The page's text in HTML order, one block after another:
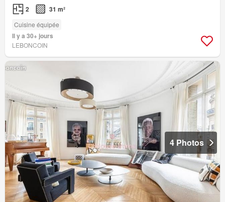
2 31 m²
Cuisine équipée
Il y a 30+ jours
LEBONCOIN
4 Photos